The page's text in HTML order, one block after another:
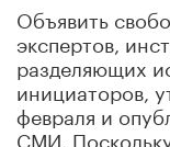
Объявить
экспертов,
разделяющих
инициаторов,
февраля и
СМИ.